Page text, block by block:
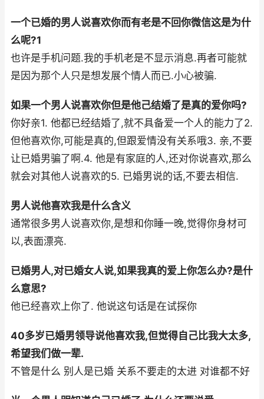
一个已婚的男人说喜欢你而有老是不回你微信这是为什
么呢?1
也许是手机问题.我的手机老是不显示消息.再者可能就
是因为那个人只是想发展个情人而已.小心被骗.
如果一个男人说喜欢你但是他己结婚了是真的爱你吗?
你好亲1. 他都已经结婚了,就不具备爱一个人的能力了2.
但他喜欢你,可能是真的,但跟爱情没有关系哦3. 亲,不要
让已婚男骗了啊.4. 他是有家庭的人,还对你说喜欢,那么
就会对其他人说喜欢的5. 已婚男说的话,不要去相信.
男人说他喜欢我是什么含义
通常很多男人说喜欢你,是想和你睡一晚,觉得你身材可
以,表面漂亮.
已婚男人,对已婚女人说,如果我真的爱上你怎么办?是什
么意思?
他已经喜欢上你了. 他说这句话是在试探你
40多岁已婚男领导说他喜欢我,但觉得自己比我大太多,
希望我们做一辈.
不管是什么 别人是已婚 关系不要走的太进 对谁都不好